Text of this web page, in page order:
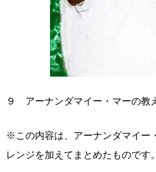
９ アーナンダマイー・マーの教
※この内容は、アーナンダマイー
レンジを加えてまとめたものです。